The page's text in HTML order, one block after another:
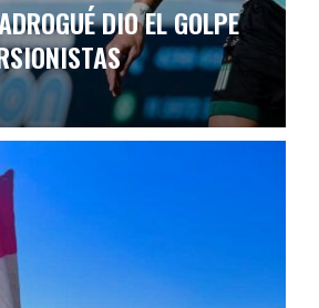
DIO EL GOLPE